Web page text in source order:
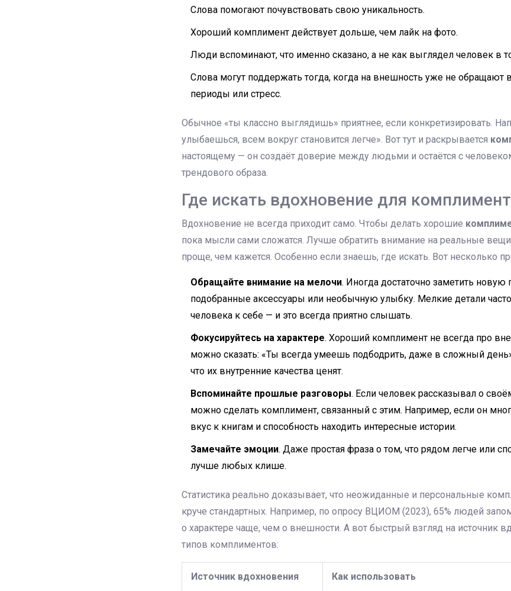
Слова помогают почувствовать свою уникальность.
Хороший комплимент действует дольше, чем лайк на фото.
Люди вспоминают, что именно сказано, а не как выглядел человек в
Слова могут поддержать тогда, когда на внешность уже не
периоды или стресс.
Обычное «ты классно выглядишь» приятнее, если конкретизировать.
улыбаешься, всем вокруг становится легче». Вот тут и раскрывается
настоящему — он создаёт доверие между людьми и остаётся с
трендового образа.
Где искать вдохновение для
Вдохновение не всегда приходит само. Чтобы делать хорошие
пока мысли сами сложатся. Лучше обратить внимание на реальные
проще, чем кажется. Особенно если знаешь, где искать. Вот несколько
Обращайте внимание на мелочи. Иногда достаточно заметить новую
подобранные аксессуары или необычную улыбку. Мелкие детали часто
человека к себе — и это всегда приятно слышать.
Фокусируйтесь на характере. Хороший комплимент не всегда про
можно сказать: «Ты всегда умеешь подбодрить, даже в сложный
что их внутренние качества ценят.
Вспоминайте прошлые разговоры. Если человек рассказывал о
можно сделать комплимент, связанный с этим. Например, если он
вкус к книгам и способность находить интересные истории.
Замечайте эмоции. Даже простая фраза о том, что рядом легче или
лучше любых клише.
Статистика реально доказывает, что неожиданные и персональные
круче стандартных. Например, по опросу ВЦИОМ (2023), 65% людей
о характере чаще, чем о внешности. А вот быстрый взгляд на источник
типов комплиментов:
Источник вдохновения Как использовать